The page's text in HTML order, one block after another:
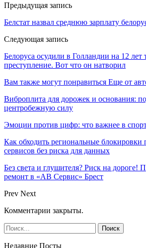
Предыдущая запись
Белстат назвал среднюю зарплату
Следующая запись
Белоруса осудили в Голландии на 12
преступление. Вот что он натворил
Вам также могут понравиться Еще от
Виброплита для дорожек и основания:
центробежную силу
Эмоции против цифр: что важнее в
Как обходить региональные
сервисов без риска для данных
Без света и глушителя? Риск на дороге!
ремонт в «АВ Сервис» Брест
Prev Next
Комментарии закрыты.
Недавние Посты